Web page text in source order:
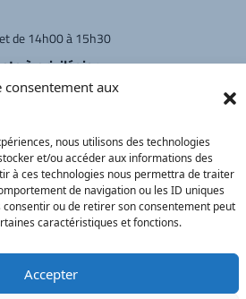
consentement aux
nous utilisons des technologies
et/ou accéder aux informations des
à ces technologies nous permettra de traiter
de navigation ou les ID uniques
consentir ou de retirer son consentement peut
caractéristiques et fonctions.
Accepter
de 14h00 à 15h30
à privilégier
PanneauPocket Recherche